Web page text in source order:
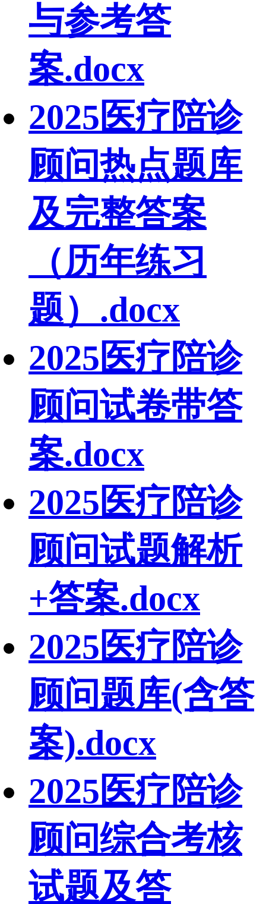
与参考答
案.docx
2025医疗陪诊
顾问热点题库
及完整答案
（历年练习
题）.docx
2025医疗陪诊
顾问试卷带答
案.docx
2025医疗陪诊
顾问试题解析
+答案.docx
2025医疗陪诊
顾问题库(含答
案).docx
2025医疗陪诊
顾问综合考核
试题及答